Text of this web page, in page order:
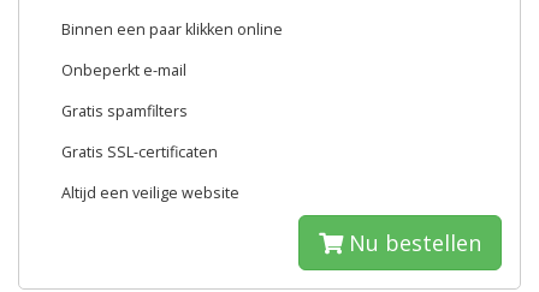
Binnen een paar klikken online
Onbeperkt e-mail
Gratis spamfilters
Gratis SSL-certificaten
Altijd een veilige website
Nu bestellen